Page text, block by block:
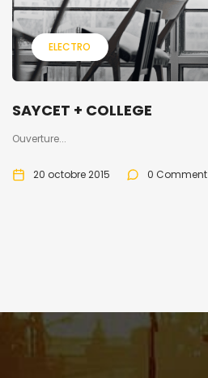
ELECTRO
SAYCET + COLLEGE
Ouverture...
20 octobre 2015 0 Comment